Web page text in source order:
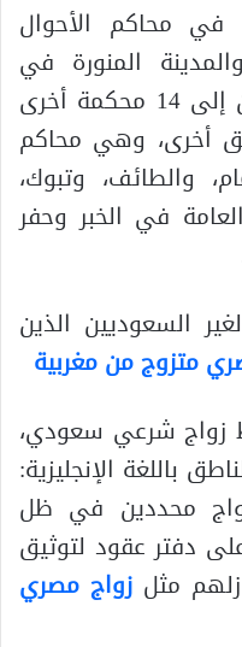
في محاكم الأحوال
المنورة في
المرحلة الأولية. وامتدت الآن إلى 14 محكمة أخرى
أخرى، وهي محاكم
والطائف، وتبوك،
في الخبر وحفر
السعوديين الذين
متزوج من مغربية
زواج شرعي سعودي،
باللغة الإنجليزية:
محددين في ظل
دفتر عقود لتوثيق
مثل زواج مصري